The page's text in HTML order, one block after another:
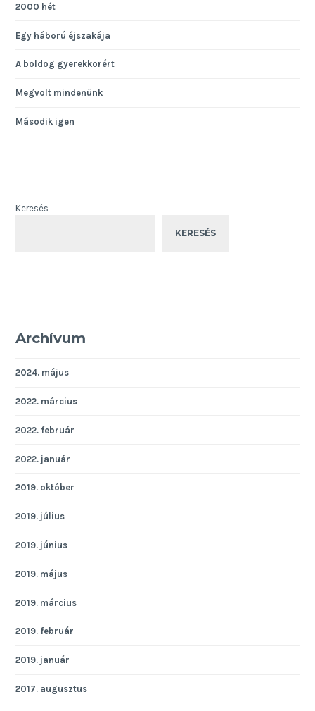
2000 hét
Egy háború éjszakája
A boldog gyerekkorért
Megvolt mindenünk
Második igen
Keresés
KERESÉS
Archívum
2024. május
2022. március
2022. február
2022. január
2019. október
2019. július
2019. június
2019. május
2019. március
2019. február
2019. január
2017. augusztus